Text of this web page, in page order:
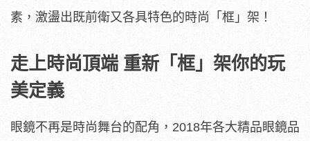
素，激盪出既前衛又各具特色的時尚「框」架！
走上時尚頂端 重新「框」架你的玩
美定義
眼鏡不再是時尚舞台的配角，2018年各大精品眼鏡品